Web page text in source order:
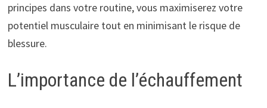
principes dans votre routine, vous maximiserez votre
potentiel musculaire tout en minimisant le risque de
blessure.
L’importance de l’échauffement